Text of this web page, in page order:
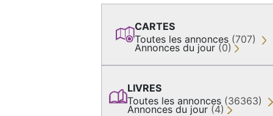
CARTES
Toutes les annonces (707)
Annonces du jour (0)
LIVRES
Toutes les annonces (36363)
Annonces du jour (4)